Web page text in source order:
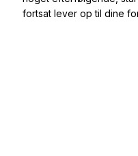
fortsat lever op til dine